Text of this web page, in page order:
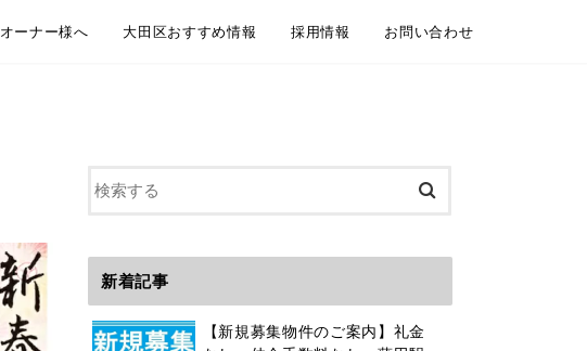
オーナー様へ 大田区おすすめ情報 採用情報 お問い合わせ
新着記事
【新規募集物件のご案内】礼金